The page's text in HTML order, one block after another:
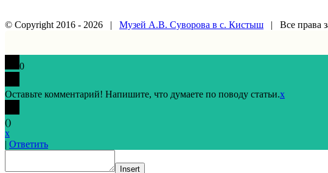
© Copyright 2016 - 2026 | Музей А.В. Суворова в с. Кистыш | Все права
0
Оставьте комментарий! Напишите, что думаете по поводу статьи.x
()
x
| Ответить
Insert